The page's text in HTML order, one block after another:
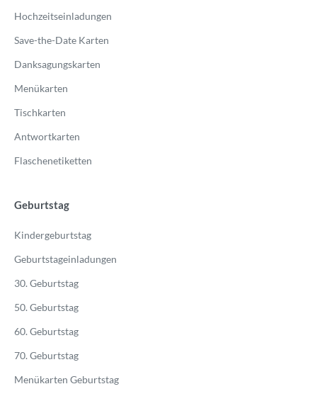
Hochzeitseinladungen
Save-the-Date Karten
Danksagungskarten
Menükarten
Tischkarten
Antwortkarten
Flaschenetiketten
Geburtstag
Kindergeburtstag
Geburtstageinladungen
30. Geburtstag
50. Geburtstag
60. Geburtstag
70. Geburtstag
Menükarten Geburtstag